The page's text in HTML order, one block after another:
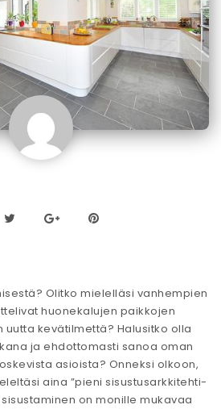
Olitko mielelläsi vanhempien
huonekalujen paikkojen
kevätilmettä? Halusitko olla
ja ehdottomasti sanoa oman
asioista? Onneksi olkoon,
aina ”pieni sisustusarkkitehti-
on monille mukavaa